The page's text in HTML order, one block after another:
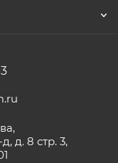
д. 8 стр. 3,